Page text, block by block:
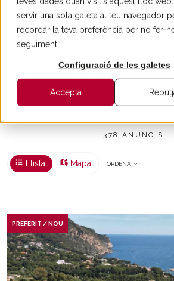
servir una sola galeta al teu navegador
recordar la teva preferència per no fer-
seguiment.
Configuració de les galetes
Accepta
Immobles de prestigi a
Brava i
378 PROPIETATS EN
378 ANUNCIS
Llistat Mapa ORDENA
PREFERIT / NOU